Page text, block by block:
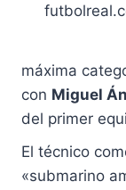
máxima
con Miguel
del primer
El técnico
«submarino